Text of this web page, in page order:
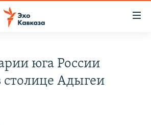
юга России
столице Адыгеи